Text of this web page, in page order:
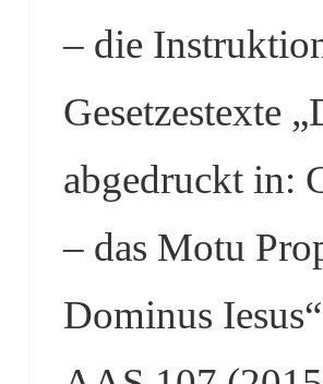
– die
Gesetzestexte
abgedruckt in:
– das Motu
Dominus